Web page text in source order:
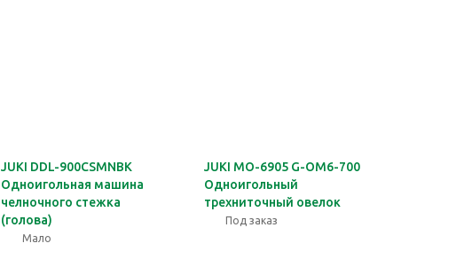
JUKI DDL-900CSMNBK
Одноигольная машина
челночного стежка
(голова)
Мало
JUKI MO-6905 G-OM6-700
Одноигольный
трехниточный овелок
Под заказ